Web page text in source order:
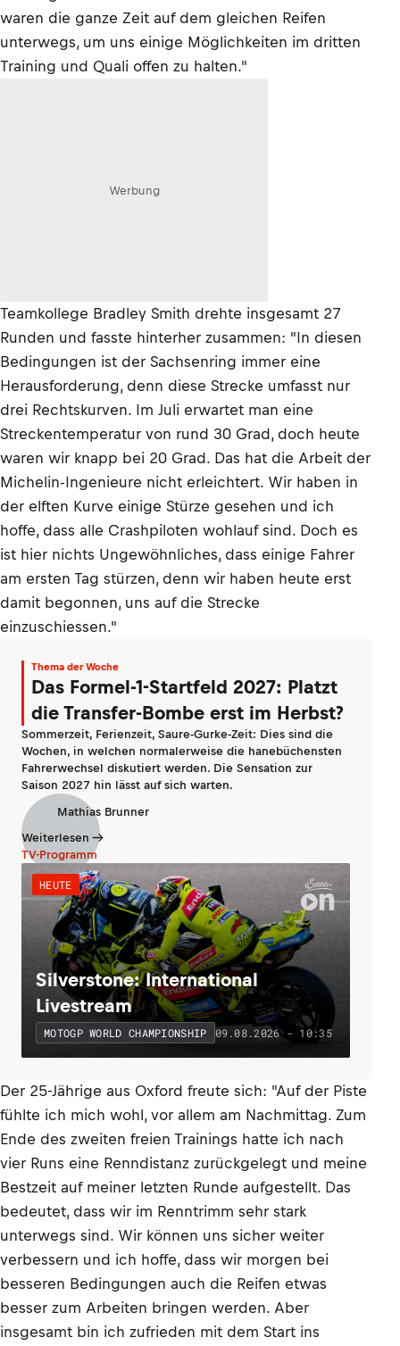
waren die ganze Zeit auf dem gleichen Reifen
unterwegs, um uns einige Möglichkeiten im dritten
Training und Quali offen zu halten."
Werbung
Teamkollege Bradley Smith drehte insgesamt 27
Runden und fasste hinterher zusammen: "In diesen
Bedingungen ist der Sachsenring immer eine
Herausforderung, denn diese Strecke umfasst nur
drei Rechtskurven. Im Juli erwartet man eine
Streckentemperatur von rund 30 Grad, doch heute
waren wir knapp bei 20 Grad. Das hat die Arbeit der
Michelin-Ingenieure nicht erleichtert. Wir haben in
der elften Kurve einige Stürze gesehen und ich
hoffe, dass alle Crashpiloten wohlauf sind. Doch es
ist hier nichts Ungewöhnliches, dass einige Fahrer
am ersten Tag stürzen, denn wir haben heute erst
damit begonnen, uns auf die Strecke
einzuschiessen."
Thema der Woche
Das Formel-1-Startfeld 2027: Platzt
die Transfer-Bombe erst im Herbst?
Sommerzeit, Ferienzeit, Saure-Gurke-Zeit: Dies sind die
Wochen, in welchen normalerweise die hanebüchensten
Fahrerwechsel diskutiert werden. Die Sensation zur
Saison 2027 hin lässt auf sich warten.
Mathias Brunner
Weiterlesen
TV-Programm
HEUTE
Silverstone: International
Livestream
MOTOGP WORLD CHAMPIONSHIP 09.08.2026 - 10:35
Der 25-Jährige aus Oxford freute sich: "Auf der Piste
fühlte ich mich wohl, vor allem am Nachmittag. Zum
Ende des zweiten freien Trainings hatte ich nach
vier Runs eine Renndistanz zurückgelegt und meine
Bestzeit auf meiner letzten Runde aufgestellt. Das
bedeutet, dass wir im Renntrimm sehr stark
unterwegs sind. Wir können uns sicher weiter
verbessern und ich hoffe, dass wir morgen bei
besseren Bedingungen auch die Reifen etwas
besser zum Arbeiten bringen werden. Aber
insgesamt bin ich zufrieden mit dem Start ins